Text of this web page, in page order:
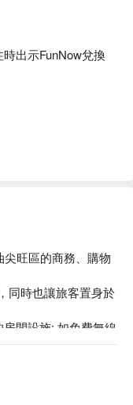
出示FunNow兌換
旺區的商務、購物
同時也讓旅客置身於
間設施; 如免費無線
等，均一應俱全。
以西式配搭及健康